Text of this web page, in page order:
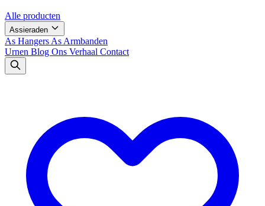
Alle producten
Assieraden
As Hangers As Armbanden
Urnen Blog Ons Verhaal Contact